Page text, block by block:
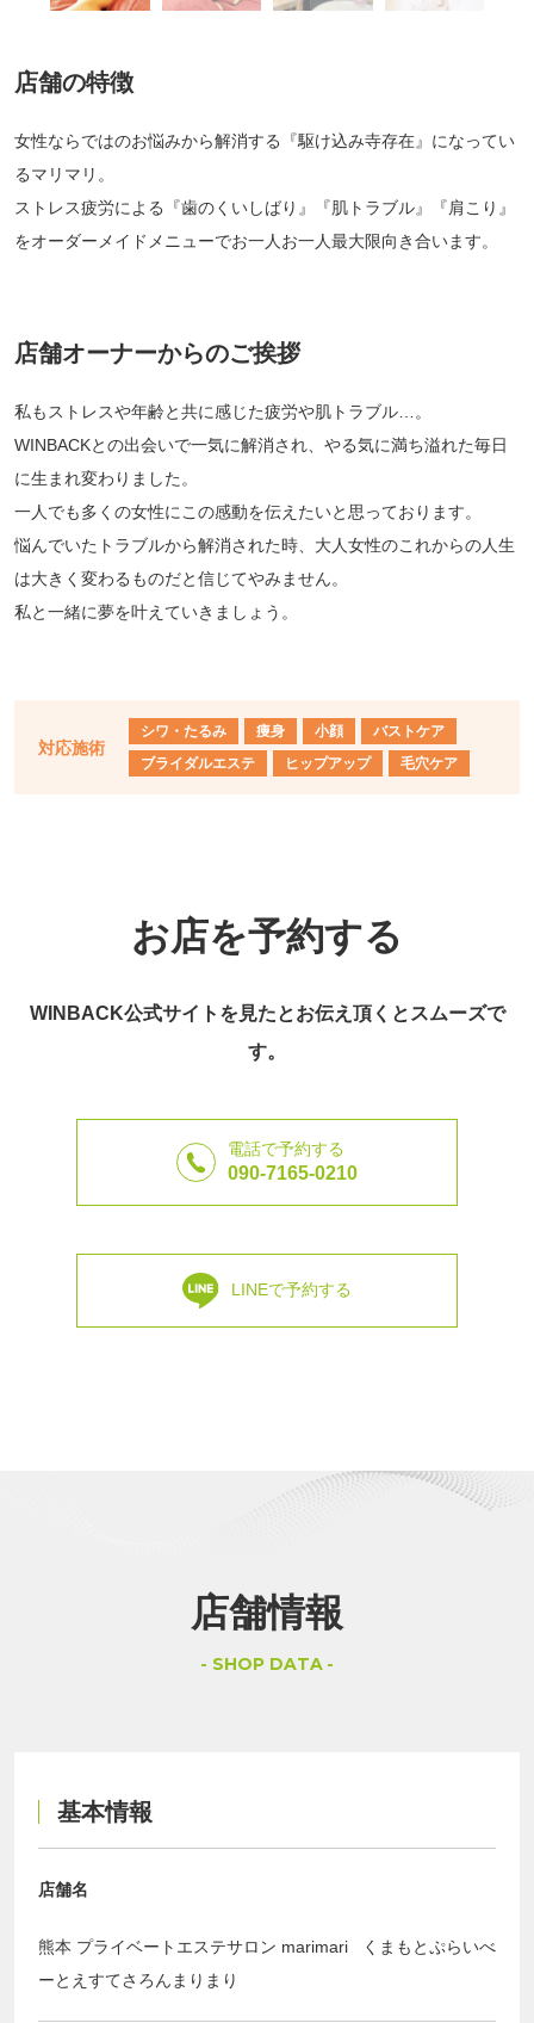
店舗の特徴
女性ならではのお悩みから解消する『駆け込み寺存在』になってい
るマリマリ。
ストレス疲労による『歯のくいしばり』『肌トラブル』『肩こり』
をオーダーメイドメニューでお一人お一人最大限向き合います。
店舗オーナーからのご挨拶
私もストレスや年齢と共に感じた疲労や肌トラブル…。
WINBACKとの出会いで一気に解消され、やる気に満ち溢れた毎日
に生まれ変わりました。
一人でも多くの女性にこの感動を伝えたいと思っております。
悩んでいたトラブルから解消された時、大人女性のこれからの人生
は大きく変わるものだと信じてやみません。
私と一緒に夢を叶えていきましょう。
対応施術
シワ・たるみ 痩身 小顔
バストケア
ブライダルエステ
ヒップアップ 毛穴ケア
お店を予約する
WINBACK公式サイトを見たとお伝え頂くとスムーズで
す。
電話で予約する
090-7165-0210
LINEで予約する
店舗情報
SHOP DATA
基本情報
店舗名
熊本 プライベートエステサロン marimari くまもとぷらいべ
ーとえすてさろんまりまり